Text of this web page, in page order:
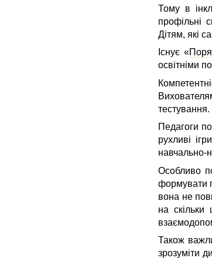
Тому в
профільні
Дітям, які
Існує «
освітніми
тестування.
Педагоги
рухливі
навчально-
Особливо
формувати
вона не
на скільки
Також
зрозуміти